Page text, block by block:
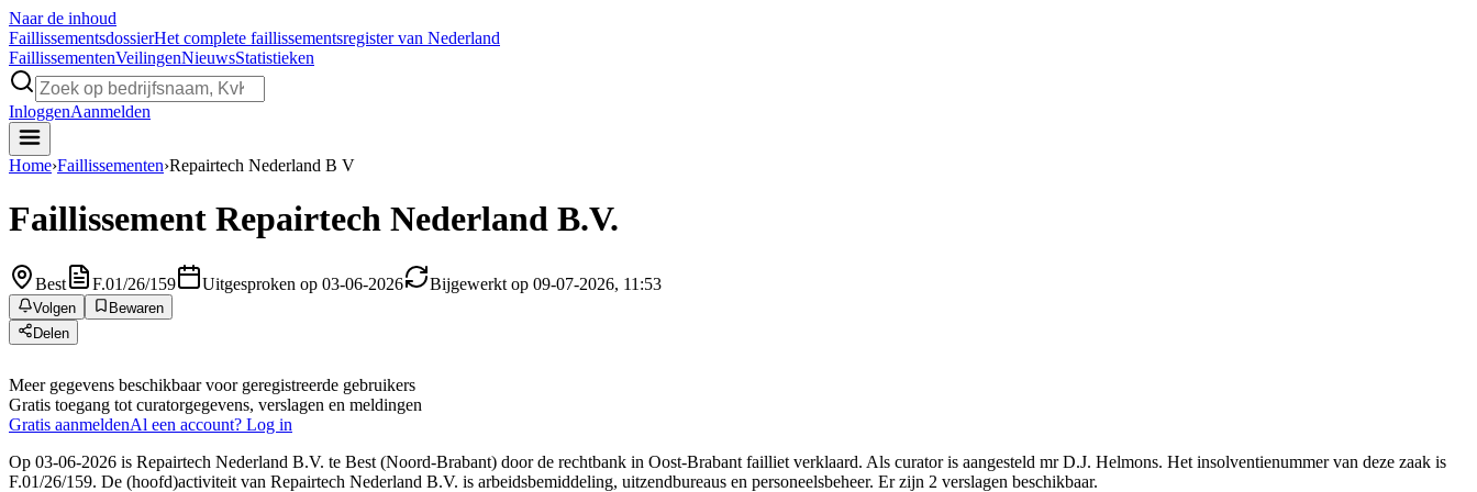
Naar de inhoud
FaillissementsdossierHet complete faillissementsregister van Nederland
FaillissementenVeilingenNieuwsStatistieken
InloggenAanmelden
Home›Faillissementen›Repairtech Nederland B V
Faillissement Repairtech Nederland B.V.
Best F.01/26/159 Uitgesproken op 03-06-2026 Bijgewerkt op 09-07-2026, 11:53
Volgen
Bewaren
Delen
Meer gegevens beschikbaar voor geregistreerde gebruikers
Gratis toegang tot curatorgegevens, verslagen en meldingen
Gratis aanmeldenAl een account? Log in
Op 03-06-2026 is Repairtech Nederland B.V. te Best (Noord-Brabant) door de rechtbank in Oost-Brabant failliet verklaard. Als curator is aangesteld mr D.J. Helmons. Het insolventienummer van deze zaak is
F.01/26/159. De (hoofd)activiteit van Repairtech Nederland B.V. is arbeidsbemiddeling, uitzendbureaus en personeelsbeheer. Er zijn 2 verslagen beschikbaar.